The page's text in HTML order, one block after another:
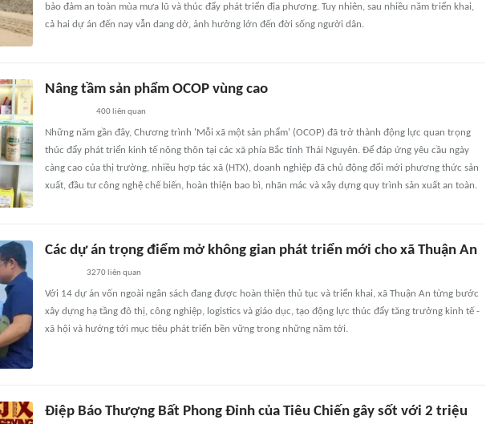
bảo đảm an toàn mùa mưa lũ và thúc đẩy phát triển địa phương. Tuy nhiên, sau nhiều năm triển khai,
cả hai dự án đến nay vẫn dang dở, ảnh hưởng lớn đến đời sống người dân.
Nâng tầm sản phẩm OCOP vùng cao
400liên quan
Những năm gần đây, Chương trình 'Mỗi xã một sản phẩm' (OCOP) đã trở thành động lực quan trọng
thúc đẩy phát triển kinh tế nông thôn tại các xã phía Bắc tỉnh Thái Nguyên. Để đáp ứng yêu cầu ngày
càng cao của thị trường, nhiều hợp tác xã (HTX), doanh nghiệp đã chủ động đổi mới phương thức sản
xuất, đầu tư công nghệ chế biến, hoàn thiện bao bì, nhãn mác và xây dựng quy trình sản xuất an toàn.
Các dự án trọng điểm mở không gian phát triển mới cho xã Thuận An
3270liên quan
Với 14 dự án vốn ngoài ngân sách đang được hoàn thiện thủ tục và triển khai, xã Thuận An từng bước
xây dựng hạ tầng đô thị, công nghiệp, logistics và giáo dục, tạo động lực thúc đẩy tăng trưởng kinh tế -
xã hội và hướng tới mục tiêu phát triển bền vững trong những năm tới.
Điệp Báo Thượng Bất Phong Đỉnh của Tiêu Chiến gây sốt với 2 triệu